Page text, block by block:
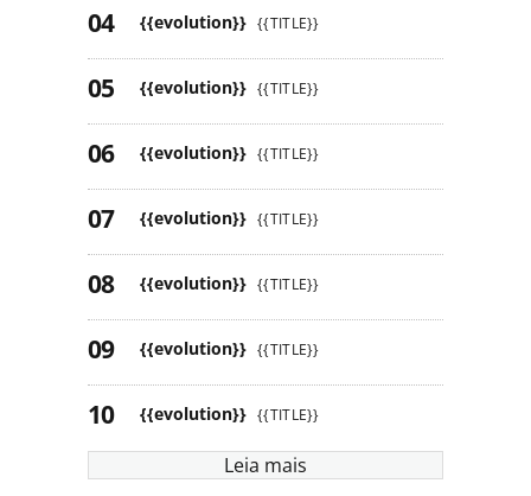
{{evolution}} {{TITLE}}
{{evolution}} {{TITLE}}
{{evolution}} {{TITLE}}
{{evolution}} {{TITLE}}
{{evolution}} {{TITLE}}
{{evolution}} {{TITLE}}
{{evolution}} {{TITLE}}
Leia mais